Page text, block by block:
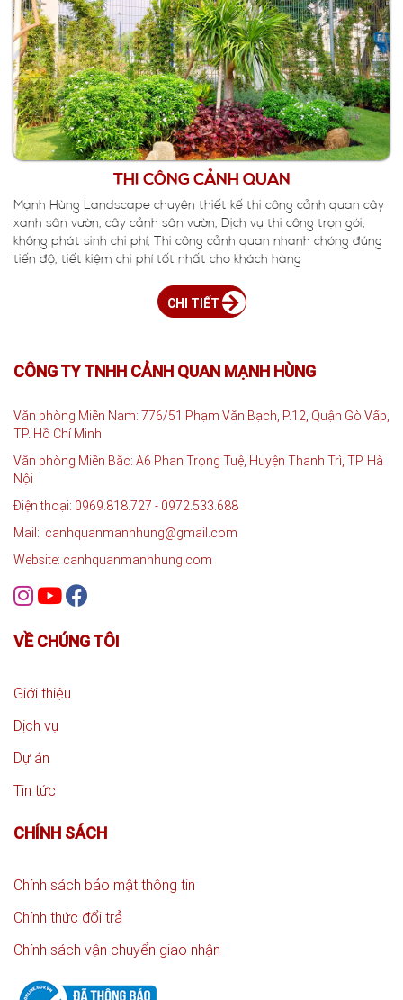
THI CÔNG CẢNH QUAN
Mạnh Hùng Landscape chuyên thiết kế thi công cảnh quan cây
xanh sân vườn, cây cảnh sân vườn, Dịch vụ thi công trọn gói,
không phát sinh chi phí, Thi công cảnh quan nhanh chóng đúng
tiến độ, tiết kiệm chi phí tốt nhất cho khách hàng
CHI TIẾT
CÔNG TY TNHH CẢNH QUAN MẠNH HÙNG
Văn phòng Miền Nam: 776/51 Phạm Văn Bạch, P.12, Quận Gò Vấp,
TP. Hồ Chí Minh
Văn phòng Miền Bắc: A6 Phan Trọng Tuệ, Huyện Thanh Trì, TP. Hà
Nội
Điện thoại: 0969.818.727 - 0972.533.688
Mail: canhquanmanhhung@gmail.com
Website: canhquanmanhhung.com
VỀ CHÚNG TÔI
Giới thiệu
Dịch vụ
Dự án
Tin tức
CHÍNH SÁCH
Chính sách bảo mật thông tin
Chính thức đổi trả
Chính sách vận chuyển giao nhận